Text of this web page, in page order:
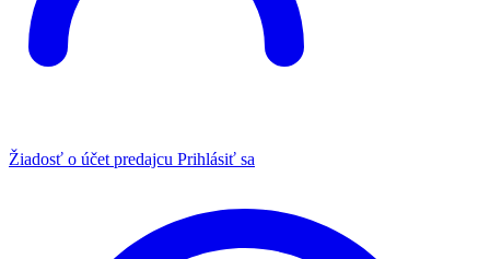
Žiadosť o účet predajcu Prihlásiť sa